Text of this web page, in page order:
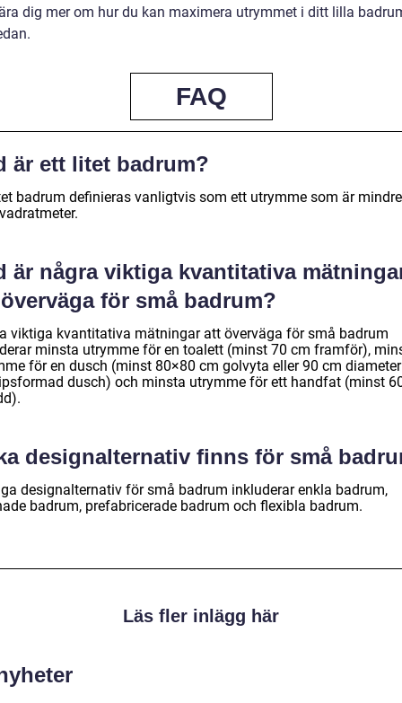
dig mer om hur du kan maximera utrymmet i ditt lilla
FAQ
är ett litet badrum?
badrum definieras vanligtvis som ett utrymme som är
är några viktiga kvantitativa
för små badrum?
viktiga kvantitativa mätningar att överväga för små badrum
minsta utrymme för en toalett (minst 70 cm framför),
för en dusch (minst 80×80 cm golvyta eller 90 cm
dusch) och minsta utrymme för ett handfat (minst
designalternativ finns för små
designalternativ för små badrum inkluderar enkla badrum,
badrum, prefabricerade badrum och flexibla badrum.
Läs fler inlägg här